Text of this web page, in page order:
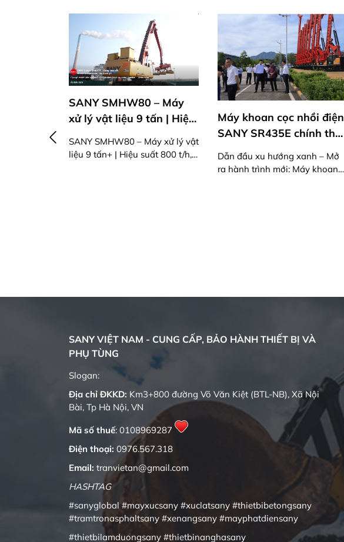
SANY SMHW80 – Máy
xử lý vật liệu 9 tấn | Hiệu
suất 800 t/h, tiết kiệm
nhiên liệu 23%
SANY SMHW80 – Máy xử lý vật
liệu 9 tấn+ | Hiệu suất 800 t/h,
Máy khoan cọc nhồi điện
SANY SR435E chính thức
xuất xưởng
Dẫn đầu xu hướng xanh – Mở
ra hành trình mới: Máy khoan
SANY VIỆT NAM - CUNG CẤP, BẢO HÀNH THIẾT BỊ VÀ
PHỤ TÙNG
Slogan: Quality changes the world
Địa chỉ ĐKKD: Km3+800 đường Võ Văn Kiệt (BTL-NB), Xã Nội
Bài, Tp Hà Nội, VN
Mã số thuế: 0108969287
Điện thoại: 0976.567.318
Email: tranvietan@gmail.com
HASHTAG
#sanyglobal #mayxucsany #xuclatsany #thietbibetongsany
#tramtronasphaltsany #xenangsany #mayphatdiensany
#thietbilamduongsany #thietbinanghasany